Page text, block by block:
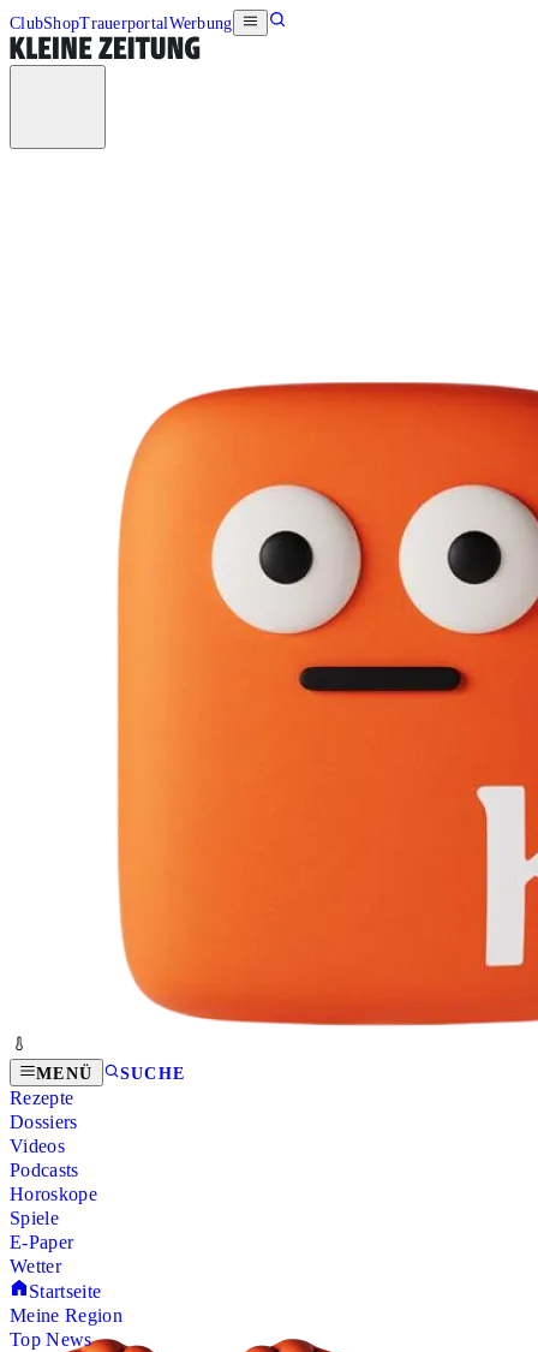
ClubShopTrauerportalWerbung
MENÜ SUCHE
Rezepte
Dossiers
Videos
Podcasts
Horoskope
Spiele
E-Paper
Wetter
Startseite
Meine Region
Top News